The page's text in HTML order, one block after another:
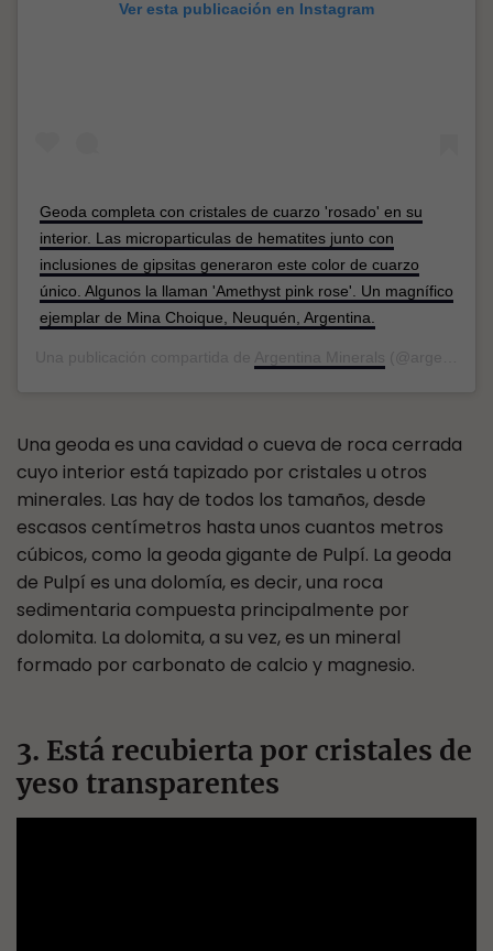
Ver esta publicación en Instagram
Geoda completa con cristales de cuarzo 'rosado' en su
interior. Las microparticulas de hematites junto con
inclusiones de gipsitas generaron este color de cuarzo
único. Algunos la llaman 'Amethyst pink rose'. Un magnífico
ejemplar de Mina Choique, Neuquén, Argentina.
Una geoda es una cavidad o cueva de roca cerrada
cuyo interior está tapizado por cristales u otros
minerales. Las hay de todos los tamaños, desde
escasos centímetros hasta unos cuantos metros
cúbicos, como la geoda gigante de Pulpí. La geoda
de Pulpí es una dolomía, es decir, una roca
sedimentaria compuesta principalmente por
dolomita. La dolomita, a su vez, es un mineral
formado por carbonato de calcio y magnesio.
3. Está recubierta por cristales de
yeso transparentes